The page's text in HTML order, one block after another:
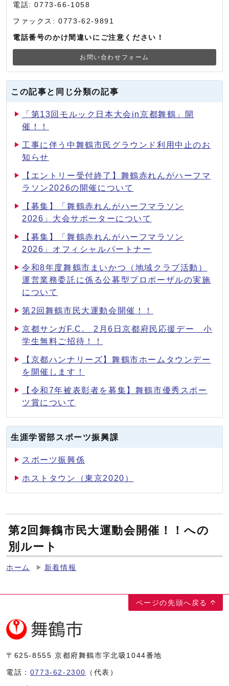
電話: 0773-66-1058
ファックス: 0773-62-9891
電話番号のかけ間違いにご注意ください！
お問い合わせフォーム
この記事と同じ分類の記事
「第13回モルック日本大会in京都舞鶴」開
催！！
工事に伴う中舞鶴市民グラウンド利用中止のお
知らせ
【エントリー受付終了】舞鶴赤れんがハーフマ
ラソン2026の開催について
【募集】「舞鶴赤れんがハーフマラソン
2026」大会サポーターについて
【募集】「舞鶴赤れんがハーフマラソン
2026」オフィシャルパートナー
令和8年度舞鶴市まいかつ（地域クラブ活動）
運営業務委託に係る公募型プロポーザルの実施
について
第2回舞鶴市民大運動会開催！！
京都サンガF.C. 2月6日京都府民応援デー 小
学生無料ご招待！！
【京都ハンナリーズ】舞鶴市ホームタウンデー
を開催します！
【令和7年被表彰者を募集】舞鶴市優秀スポー
ツ賞について
生涯学習部スポーツ振興課
スポーツ振興係
ホストタウン（東京2020）
第2回舞鶴市民大運動会開催！！への
別ルート
ホーム 新着情報
ページの先頭へ戻る
〒625-8555 京都府舞鶴市字北吸1044番地
電話： 0773-62-2300 （代表）